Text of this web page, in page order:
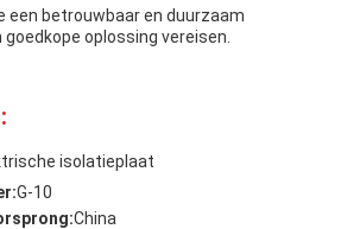
een betrouwbaar en duurzaam
oplossing vereisen.
isolatieplaat
G-10
China